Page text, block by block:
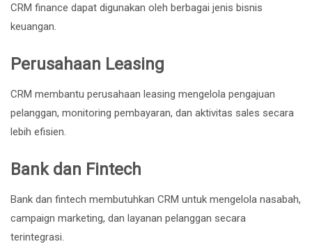
CRM finance dapat digunakan oleh berbagai jenis bisnis
keuangan.
Perusahaan Leasing
CRM membantu perusahaan leasing mengelola pengajuan
pelanggan, monitoring pembayaran, dan aktivitas sales secara
lebih efisien.
Bank dan Fintech
Bank dan fintech membutuhkan CRM untuk mengelola nasabah,
campaign marketing, dan layanan pelanggan secara
terintegrasi.